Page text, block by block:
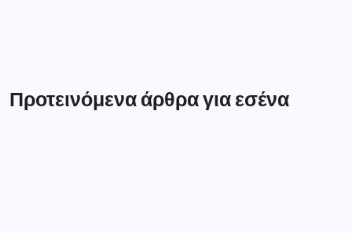
Προτεινόμενα άρθρα για εσένα